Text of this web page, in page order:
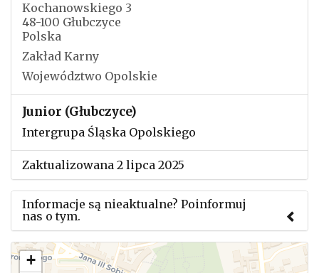
Kochanowskiego 3
48-100 Głubczyce
Polska
Zakład Karny
Województwo Opolskie
Junior (Głubczyce)
Intergrupa Śląska Opolskiego
Zaktualizowana 2 lipca 2025
Informacje są nieaktualne? Poinformuj
nas o tym.
Użyj tego formularza aby przesłać informację o
zmianach w powyższym mityngu.
+